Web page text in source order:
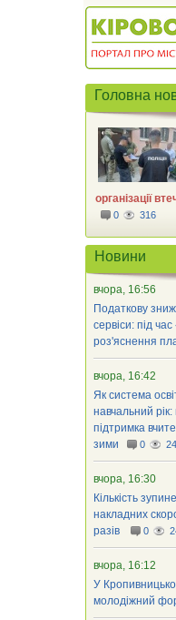
Головна
організації
0 316
Новини
вчора, 16:56
Податкову
сервіси: під час
роз'яснення
вчора, 16:42
Як система
навчальний рік:
підтримка
зими
0
вчора, 16:30
Кількість
накладних
разів
0
вчора, 16:12
У
молодіжний